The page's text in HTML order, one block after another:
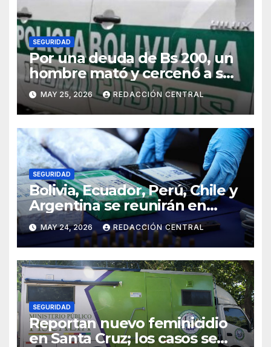
SEGURIDAD
Por una deuda de Bs 200, un
hombre mató y cercenó a su
víctima en la zona Sur de La
Paz
MAY 25, 2026 REDACCIÓN CENTRAL
SEGURIDAD
Bolivia, Ecuador, Perú, Chile y
Argentina se reunirán en
Santiago contra la
delincuencia organizada
transnacional
MAY 24, 2026 REDACCIÓN CENTRAL
SEGURIDAD
Reportan nuevo feminicidio
en Santa Cruz; los casos se